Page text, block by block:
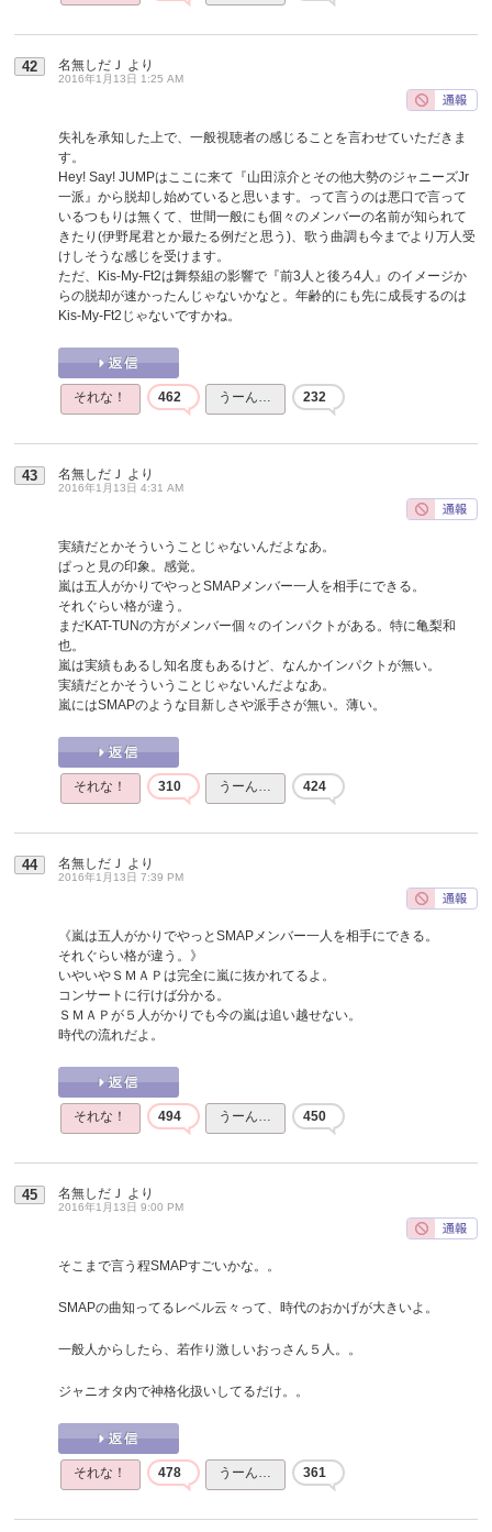
42 名無しだＪ より
2016年1月13日 1:25 AM
失礼を承知した上で、一般視聴者の感じることを言わせていただきま
す。
Hey! Say! JUMPはここに来て『山田涼介とその他大勢のジャニーズJr
一派』から脱却し始めていると思います。って言うのは悪口で言って
いるつもりは無くて、世間一般にも個々のメンバーの名前が知られて
きたり(伊野尾君とか最たる例だと思う)、歌う曲調も今までより万人受
けしそうな感じを受けます。
ただ、Kis-My-Ft2は舞祭組の影響で『前3人と後ろ4人』のイメージか
らの脱却が速かったんじゃないかなと。年齢的にも先に成長するのは
Kis-My-Ft2じゃないですかね。
それな！ 462 うーん… 232
43 名無しだＪ より
2016年1月13日 4:31 AM
実績だとかそういうことじゃないんだよなあ。
ぱっと見の印象。感覚。
嵐は五人がかりでやっとSMAPメンバー一人を相手にできる。
それぐらい格が違う。
まだKAT-TUNの方がメンバー個々のインパクトがある。特に亀梨和
也。
嵐は実績もあるし知名度もあるけど、なんかインパクトが無い。
実績だとかそういうことじゃないんだよなあ。
嵐にはSMAPのような目新しさや派手さが無い。薄い。
それな！ 310 うーん… 424
44 名無しだＪ より
2016年1月13日 7:39 PM
《嵐は五人がかりでやっとSMAPメンバー一人を相手にできる。
それぐらい格が違う。》
いやいやＳＭＡＰは完全に嵐に抜かれてるよ。
コンサートに行けば分かる。
ＳＭＡＰが５人がかりでも今の嵐は追い越せない。
時代の流れだよ。
それな！ 494 うーん… 450
45 名無しだＪ より
2016年1月13日 9:00 PM
そこまで言う程SMAPすごいかな。。
SMAPの曲知ってるレベル云々って、時代のおかげが大きいよ。
一般人からしたら、若作り激しいおっさん５人。。
ジャニオタ内で神格化扱いしてるだけ。。
それな！ 478 うーん… 361